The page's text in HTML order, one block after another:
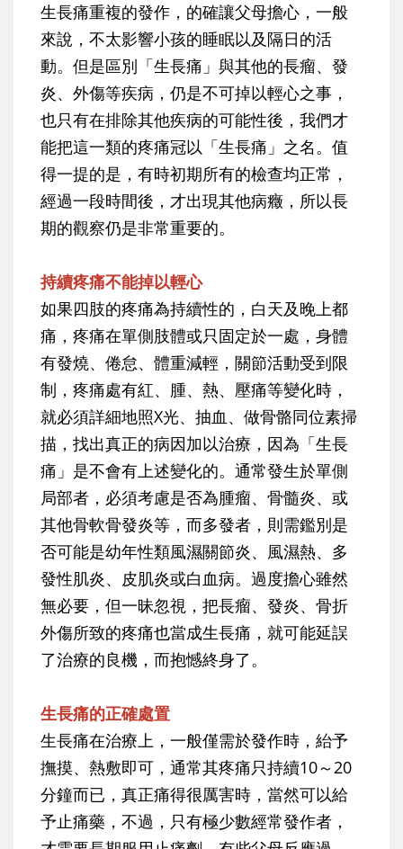
生長痛重複的發作，的確讓父母擔心，一般
來說，不太影響小孩的睡眠以及隔日的活
動。但是區別「生長痛」與其他的長瘤、發
炎、外傷等疾病，仍是不可掉以輕心之事，
也只有在排除其他疾病的可能性後，我們才
能把這一類的疼痛冠以「生長痛」之名。值
得一提的是，有時初期所有的檢查均正常，
經過一段時間後，才出現其他病癥，所以長
期的觀察仍是非常重要的。
持續疼痛不能掉以輕心
如果四肢的疼痛為持續性的，白天及晚上都
痛，疼痛在單側肢體或只固定於一處，身體
有發燒、倦怠、體重減輕，關節活動受到限
制，疼痛處有紅、腫、熱、壓痛等變化時，
就必須詳細地照X光、抽血、做骨骼同位素掃
描，找出真正的病因加以治療，因為「生長
痛」是不會有上述變化的。通常發生於單側
局部者，必須考慮是否為腫瘤、骨髓炎、或
其他骨軟骨發炎等，而多發者，則需鑑別是
否可能是幼年性類風濕關節炎、風濕熱、多
發性肌炎、皮肌炎或白血病。過度擔心雖然
無必要，但一昧忽視，把長瘤、發炎、骨折
外傷所致的疼痛也當成生長痛，就可能延誤
了治療的良機，而抱憾終身了。
生長痛的正確處置
生長痛在治療上，一般僅需於發作時，紿予
撫摸、熱敷即可，通常其疼痛只持續10～20
分鐘而已，真正痛得很厲害時，當然可以給
予止痛藥，不過，只有極少數經常發作者，